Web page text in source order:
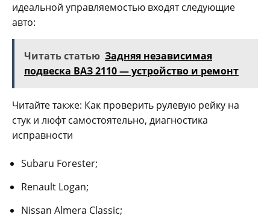
идеальной управляемостью входят следующие
авто:
Читать статью Задняя независимая
подвеска ВАЗ 2110 — устройство и ремонт
Читайте также: Как проверить рулевую рейку на
стук и люфт самостоятельно, диагностика
исправности
Subaru Forester;
Renault Logan;
Nissan Almera Classic;